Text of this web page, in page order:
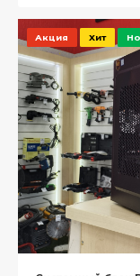
Акция Хит